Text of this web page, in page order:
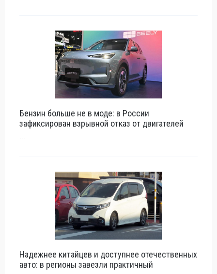
Бензин больше не в моде: в России
зафиксирован взрывной отказ от двигателей
...
Надежнее китайцев и доступнее отечественных
авто: в регионы завезли практичный